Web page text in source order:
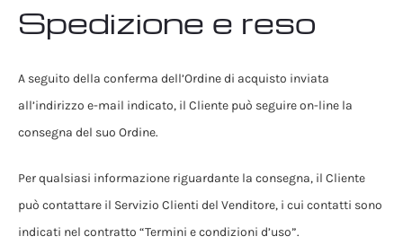
Spedizione e reso
A seguito della conferma dell’Ordine di acquisto inviata
all’indirizzo e-mail indicato, il Cliente può seguire on-line la
consegna del suo Ordine.
Per qualsiasi informazione riguardante la consegna, il Cliente
può contattare il Servizio Clienti del Venditore, i cui contatti sono
indicati nel contratto “Termini e condizioni d’uso”.